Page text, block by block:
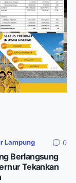
Lampung 0
Berlangsung
Tekankan